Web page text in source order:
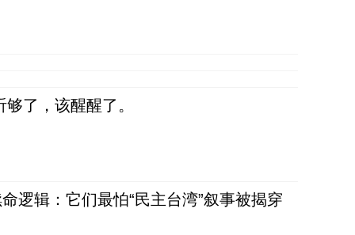
了，该醒醒了。
逻辑：它们最怕“民主台湾”叙事被揭穿